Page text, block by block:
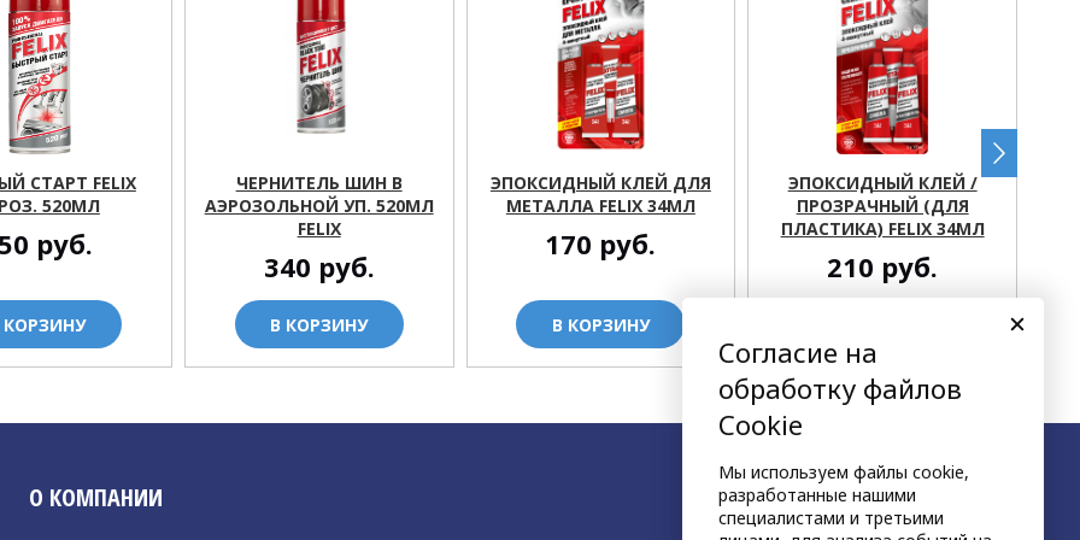
СТАРТ FELIX
520МЛ
руб.
КОРЗИНУ
ЧЕРНИТЕЛЬ ШИН В
АЭРОЗОЛЬНОЙ УП. 520МЛ
FELIX
340 руб.
В КОРЗИНУ
ЭПОКСИДНЫЙ КЛЕЙ ДЛЯ
МЕТАЛЛА FELIX 34МЛ
170 руб.
В КОРЗИНУ
ЭПОКСИДНЫЙ КЛЕЙ /
ПРОЗРАЧНЫЙ (ДЛЯ
ПЛАСТИКА) FELIX 34МЛ
210 руб.
О КОМПАНИИ
Согласие на
обработку файлов
Cookie
Мы используем файлы cookie,
разработанные нашими
специалистами и третьими